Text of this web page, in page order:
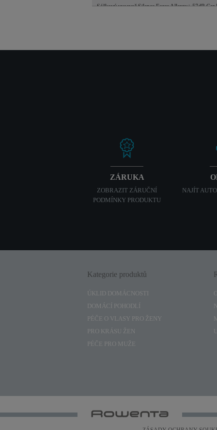
Sáčkový vysavač Silence Force Allergy+ 57dB
ZÁRUKA
ZOBRAZIT ZÁRUČNÍ
PODMÍNKY PRODUKTU
NAJÍT
Kategorie produktů
ÚKLID DOMÁCNOSTI
DOMÁCÍ POHODLÍ
PÉČE O VLASY PRO ŽENY
PRO KRÁSU ŽEN
PÉČE PRO MUŽE